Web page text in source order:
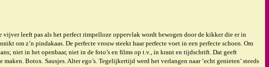
leeft pas als het perfect rimpelloze oppervlak wordt bewogen door de kikker die er in
om z’n pindakaas. De perfecte vrouw steekt haar perfecte voet in een perfecte schoen. Om
niet in het openbaar, niet in de foto’s en films op t.v., in krant en tijdschrift. Dat geeft
Botox. Sausjes. Alter ego’s. Tegelijkertijd werd het verlangen naar ‘echt genieten’ steeds